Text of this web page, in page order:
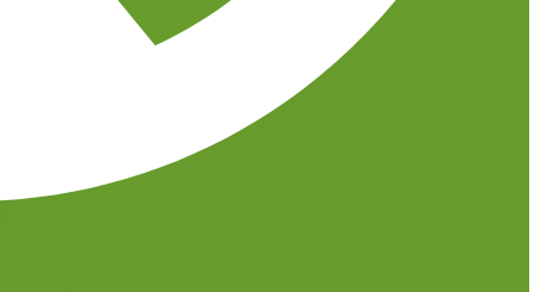
„Im Winter arbeiten PV-Anlagen zwar mit
einer geringeren Leistung, aber sie sind
dennoch in der Lage, Strom zu erzeugen,
insbesondere bei klarem, kaltem Wetter, das
die Effizienz der Module steigern kann.“
Thomas Gruner, Inhaber und Geschäftsführer bei Team Gruner